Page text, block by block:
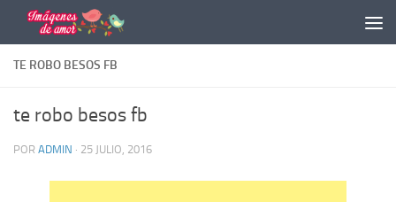
Saltar al contenido
TE ROBO BESOS FB
te robo besos fb
POR ADMIN · 25 JULIO, 2016